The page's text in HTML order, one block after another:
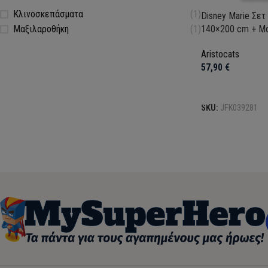
Κλινοσκεπάσματα
(1)
Μαξιλαροθήκη
(1)
Disney Marie
140×200 cm +
Aristocats
57,90 €
SKU: JFK039281